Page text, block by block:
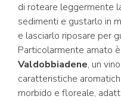
di roteare leggermente
sedimenti e gustarlo in
e lasciarlo riposare per
Particolarmente amato
Valdobbiadene, un
caratteristiche
morbido e floreale,